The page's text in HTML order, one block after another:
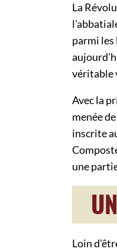
La
parmi
véritable
Avec la
menée
inscrite
une
Loin